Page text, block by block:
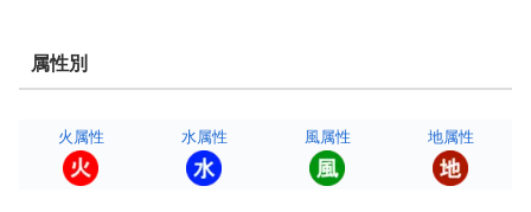
属性別
火属性 水属性 風属性 地属性